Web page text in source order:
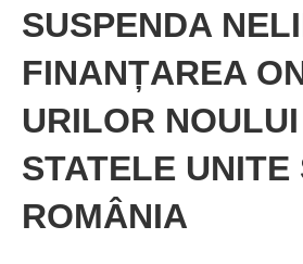
SUSPENDA
FINANȚAREA
URILOR
STATELE UNITE
ROMÂNIA